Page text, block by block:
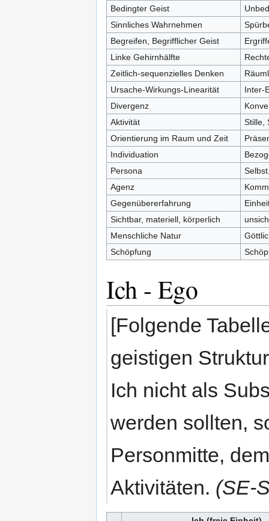
Bedingter Geist
Sinnliches Wahrnehmen
Begreifen, Begrifflicher Geist
Linke Gehirnhälfte
Zeitlich-sequenzielles Denken
Ursache-Wirkungs-Linearität
Inter-
Divergenz
Aktivität
Stille,
Orientierung im Raum und Zeit
Individuation
Persona
Agenz
Gegenübererfahrung
Sichtbar, materiell, körperlich
Menschliche Natur
Schöpfung
Ich - Ego
[Folgende
geistigen
Ich nicht als
werden sollten,
Personmitte,
Aktivitäten. (SE-